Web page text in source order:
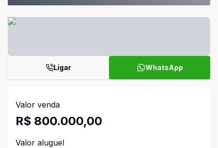
Ligar WhatsApp
Valor venda
R$ 800.000,00
Valor aluguel